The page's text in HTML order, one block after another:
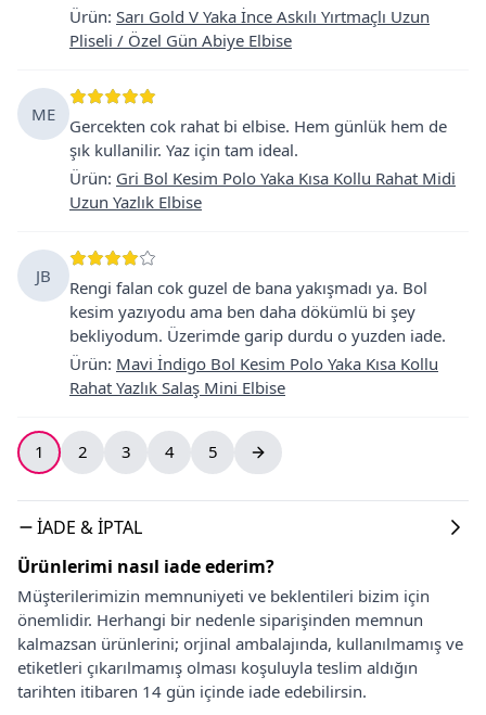
Ürün: Sarı Gold V Yaka İnce Askılı Yırtmaçlı Uzun
Pliseli / Özel Gün Abiye Elbise
ME
Gercekten cok rahat bi elbise. Hem günlük hem de
şık kullanilir. Yaz için tam ideal.
Ürün: Gri Bol Kesim Polo Yaka Kısa Kollu Rahat Midi
Uzun Yazlık Elbise
JB
Rengi falan cok guzel de bana yakışmadı ya. Bol
kesim yazıyodu ama ben daha dökümlü bi şey
bekliyodum. Üzerimde garip durdu o yuzden iade.
Ürün: Mavi İndigo Bol Kesim Polo Yaka Kısa Kollu
Rahat Yazlık Salaş Mini Elbise
1 2 3 4 5
İADE & İPTAL
Ürünlerimi nasıl iade ederim?
Müşterilerimizin memnuniyeti ve beklentileri bizim için
önemlidir. Herhangi bir nedenle siparişinden memnun
kalmazsan ürünlerini; orjinal ambalajında, kullanılmamış ve
etiketleri çıkarılmamış olması koşuluyla teslim aldığın
tarihten itibaren 14 gün içinde iade edebilirsin.